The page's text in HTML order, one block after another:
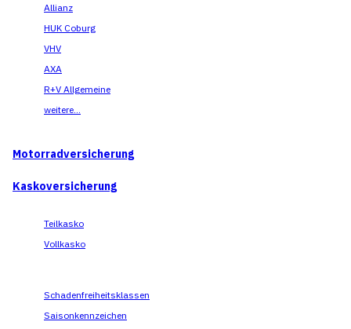
Allianz
HUK Coburg
VHV
AXA
R+V Allgemeine
weitere...
Motorradversicherung
Kaskoversicherung
Teilkasko
Vollkasko
Schadenfreiheitsklassen
Saisonkennzeichen